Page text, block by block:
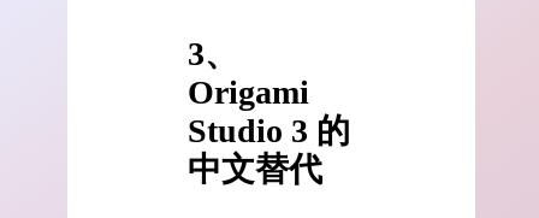
3、
Origami
Studio 3 的
中文替代